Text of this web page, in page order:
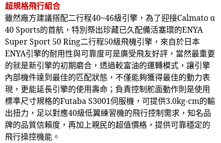
超規格飛行組合
雖然廠方建議搭配二行程40~46級引擎，為了迎接Calmatoα
40 Sports的首航，特別祭出珍藏已久配備活塞環的ENYA
Super Sport 50 Ring二行程50級飛機引擎，來自於日本
ENYA引擎的耐用性與可靠度可是廣受飛友好評，當然最重要
的就是新引擎的初期磨合，透過較富油的運轉模式，讓引擎
內部機件達到最佳的匹配狀態，不僅能夠獲得最佳的動力表
現，更能延長引擎的使用壽命；負責控制舵面動作則是使用
標準尺寸規格的Futaba S3001伺服機，可提供3.0kg-cm的輸
出扭力，足以對應40級低翼練習機的飛行控制需求，知名品
牌的品質信賴度，再加上親民的超值價格，提供可靠穩定的
飛行操控機能。